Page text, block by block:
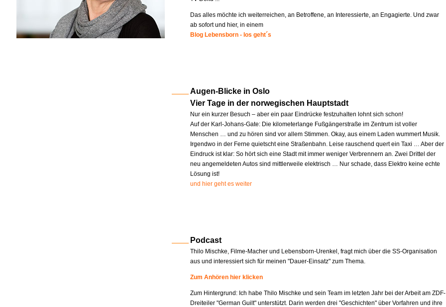
Das alles möchte ich weiterreichen, an Betroffene, an Interessierte, an Engagierte. Und zwar
ab sofort und hier, in einem
Blog Lebensborn - los geht´s
Augen-Blicke in Oslo
Vier Tage in der norwegischen Hauptstadt
Nur ein kurzer Besuch – aber ein paar Eindrücke festzuhalten lohnt sich schon!
Auf der Karl-Johans-Gate: Die kilometerlange Fußgängerstraße im Zentrum ist voller
Menschen … und zu hören sind vor allem Stimmen. Okay, aus einem Laden wummert Musik.
Irgendwo in der Ferne quietscht eine Straßenbahn. Leise rauschend quert ein Taxi … Aber der
Eindruck ist klar: So hört sich eine Stadt mit immer weniger Verbrennern an. Zwei Drittel der
neu angemeldeten Autos sind mittlerweile elektrisch … Nur schade, dass Elektro keine echte
Lösung ist!
und hier geht es weiter
Podcast
Thilo Mischke, Filme-Macher und Lebensborn-Urenkel, fragt mich über die SS-Organisation
aus und interessiert sich für meinen "Dauer-Einsatz" zum Thema.
Zum Anhören hier klicken
Zum Hintergrund: Ich habe Thilo Mischke und sein Team im letzten Jahr bei der Arbeit am ZDF-
Dreiteiler "German Guilt" unterstützt. Darin werden drei "Geschichten" über Vorfahren und ihre